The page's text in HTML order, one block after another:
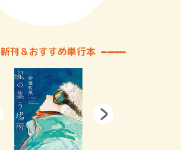
新刊＆おすすめ単行本